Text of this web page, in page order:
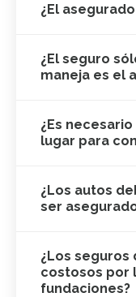
¿El
¿El seguro
maneja es el
¿Es
lugar para
¿Los autos
ser
¿Los seguros
costosos por
fundaciones?